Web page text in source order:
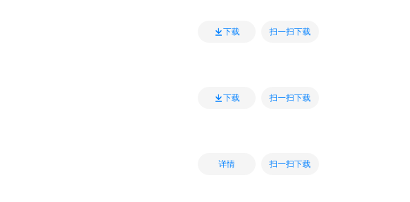
下载 扫一扫下载
下载 扫一扫下载
详情 扫一扫下载